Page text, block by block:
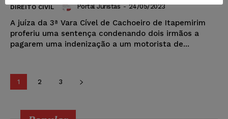
DIREITO CIVIL Portal Juristas - 24/05/2023
A juíza da 3ª Vara Cível de Cachoeiro de Itapemirim
proferiu uma sentença condenando dois irmãos a
pagarem uma indenização a um motorista de...
1 2 3